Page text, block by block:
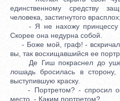
единственному средству
человека, застигнутого
- Я не нахожу принцессу
Скорее она недурна собой.
- Боже мой, граф! - вскричал
вы, так восхищавшийся ее
Де Гиш покраснел до
лошадь бросилась в
выступившую краску.
- Портретом? - спросил
место. - Каким портретом?